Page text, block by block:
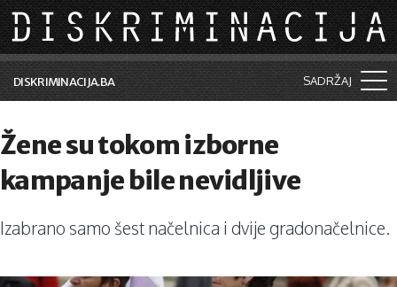
Skip to main content
DISKRIMINACIJA.BA SADRŽAJ
Vijesti i događaji
Aktuelne teme
Kolumne
Žene su tokom izborne
kampanje bile nevidljive
Izabrano samo šest načelnica i dvije gradonačelnice.